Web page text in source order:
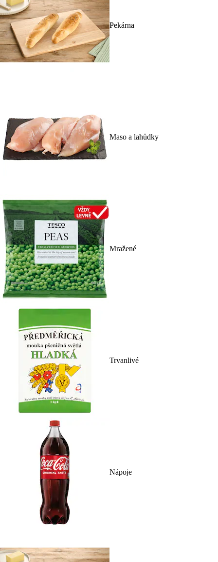
Pekárna
Maso a lahůdky
Mražené
Trvanlivé
Nápoje